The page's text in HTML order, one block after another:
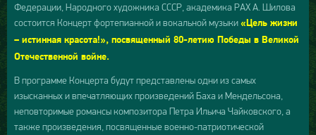
Федерации, Народного художника СССР, академика РАХ А. Шилова
состоится Концерт фортепианной и вокальной музыки «Цель жизни
– истинная красота!», посвященный 80-летию Победы в Великой
Отечественной войне.
В программе Концерта будут представлены одни из самых
изысканных и впечатляющих произведений Баха и Мендельсона,
неповторимые романсы композитора Петра Ильича Чайковского, а
также произведения, посвященные военно-патриотической